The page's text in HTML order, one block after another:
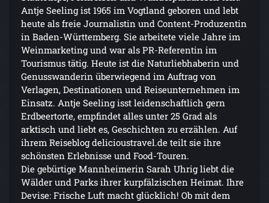
Antje Seeling ist 1965 im Vogtland geboren und lebt
heute als freie Journalistin und Content-Produzentin
in Baden-Württemberg. Sie arbeitete viele Jahre im
Weinmarketing und war als PR-Referentin im
Tourismus tätig. Heute ist die Naturliebhaberin und
Genusswanderin überwiegend im Auftrag von
Verlagen, Destinationen und Reiseunternehmen im
Einsatz. Antje Seeling isst leidenschaftlich gern
Erdbeertorte, empfindet alles unter 25 Grad als
arktisch und liebt es, Geschichten zu erzählen. Auf
ihrem Reiseblog delicioustravel.de teilt sie ihre
schönsten Erlebnisse und Food-Touren.
Die gebürtige Mannheimerin Sarah Uhrig liebt die
Wälder und Parks ihrer kurpfälzischen Heimat. Ihre
Devise: Frische Luft macht glücklich! Ob mit dem